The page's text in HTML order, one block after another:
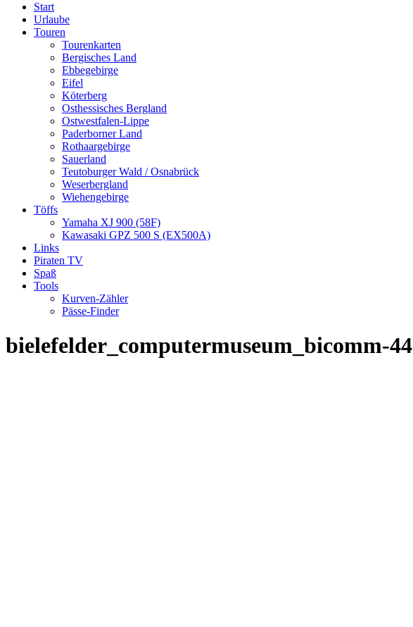
page
opens
page
opens
page
opens
Start
Urlaube
Touren
Tourenkarten
Bergisches Land
Ebbegebirge
Eifel
Köterberg
Osthessisches Bergland
Ostwestfalen-Lippe
Paderborner Land
Rothaargebirge
Sauerland
Teutoburger Wald / Osnabrück
Weserbergland
Wiehengebirge
Töffs
Yamaha XJ 900 (58F)
Kawasaki GPZ 500 S (EX500A)
Links
Piraten TV
Spaß
Tools
Kurven-Zähler
Pässe-Finder
bielefelder_computermuseum_bicomm-44